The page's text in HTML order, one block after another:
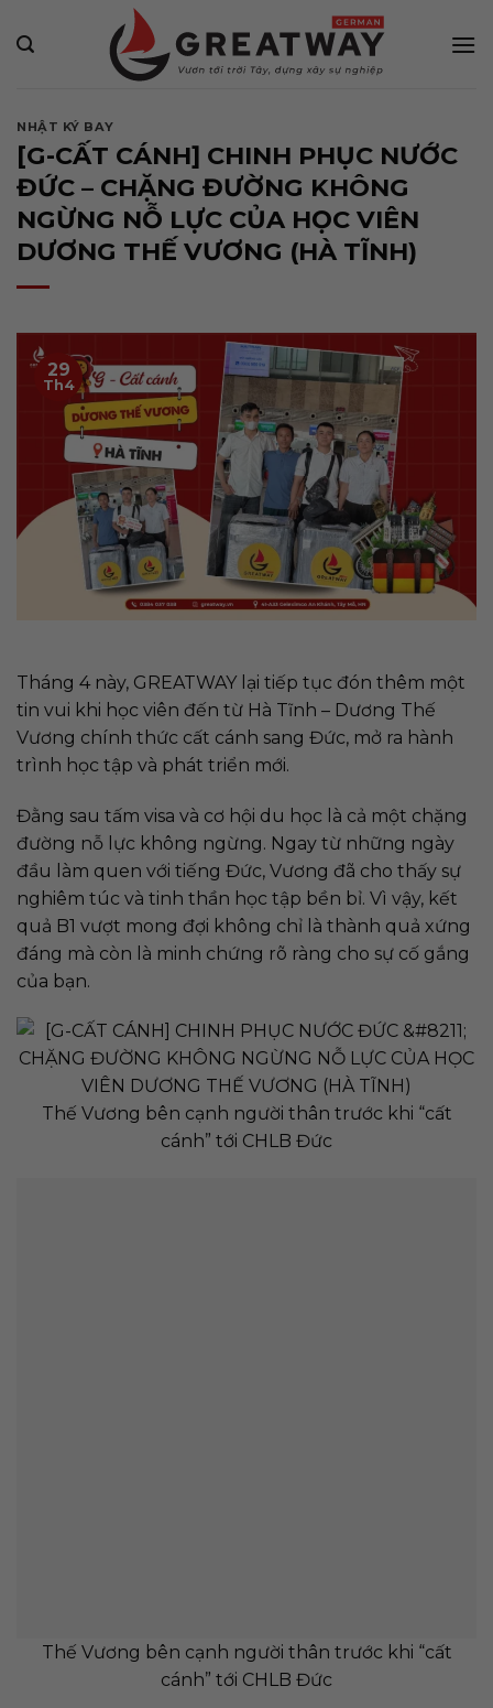
qua
NHẬT KÝ BAY
[G-CẤT CÁNH] CHINH PHỤC NƯỚC
ĐỨC – CHẶNG ĐƯỜNG KHÔNG
NGỪNG NỖ LỰC CỦA HỌC VIÊN
DƯƠNG THẾ VƯƠNG (HÀ TĨNH)
29
Th4
​Tháng 4 này, GREATWAY lại tiếp tục đón thêm một
tin vui khi học viên đến từ Hà Tĩnh – Dương Thế
Vương chính thức cất cánh sang Đức, mở ra hành
trình học tập và phát triển mới.
Đằng sau tấm visa và cơ hội du học là cả một chặng
đường nỗ lực không ngừng. Ngay từ những ngày
đầu làm quen với tiếng Đức, Vương đã cho thấy sự
nghiêm túc và tinh thần học tập bền bỉ. Vì vậy, kết
quả B1 vượt mong đợi không chỉ là thành quả xứng
đáng mà còn là minh chứng rõ ràng cho sự cố gắng
của bạn.
Thế Vương bên cạnh người thân trước khi “cất
cánh” tới CHLB Đức
Thế Vương bên cạnh người thân trước khi “cất
cánh” tới CHLB Đức